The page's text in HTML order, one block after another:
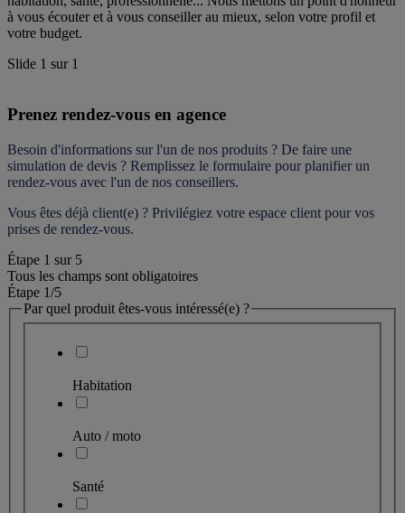
à vous écouter et à vous conseiller au mieux, selon votre profil et
votre budget.
Slide 1 sur 1
Prenez rendez-vous en agence
Besoin d'informations sur l'un de nos produits ? De faire une
simulation de devis ? Remplissez le formulaire pour planifier un
rendez-vous avec l'un de nos conseillers.
Vous êtes déjà client(e) ? Privilégiez votre espace client pour vos
prises de rendez-vous.
Étape 1 sur 5
Tous les champs sont obligatoires
Étape 1/5
Par quel produit êtes-vous intéressé(e) ?
Habitation
Auto / moto
Santé